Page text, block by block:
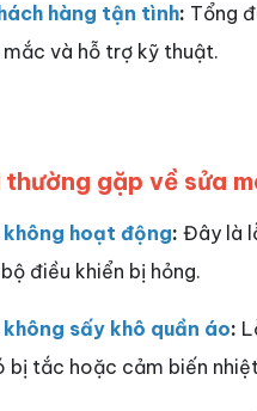
hàng tận tình: Tổng
và hỗ trợ kỹ thuật.
gặp về sửa
không hoạt động: Đây là
điều khiển bị hỏng.
sấy khô quần áo:
bị tắc hoặc cảm biến